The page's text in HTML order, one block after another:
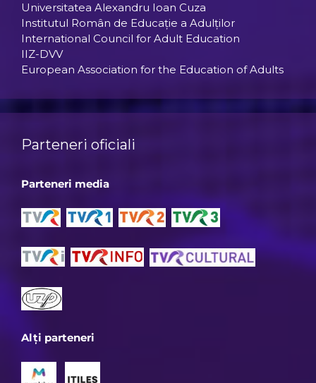
Universitatea Alexandru Ioan Cuza
Institutul Român de Educaţie a Adulţilor
International Council for Adult Education
IIZ-DVV
European Association for the Education of Adults
Parteneri oficiali
Parteneri media
Alți parteneri